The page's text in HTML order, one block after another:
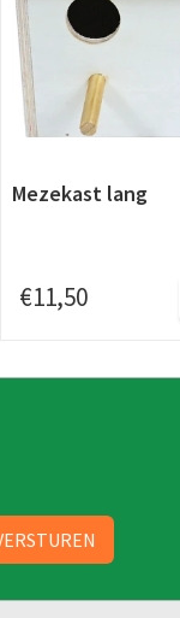
Mezekast lang
€11,50